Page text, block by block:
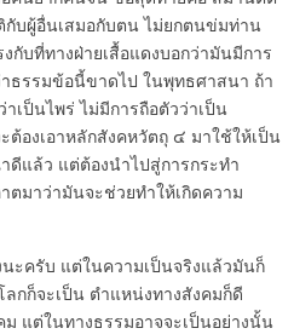
บผู้อื่นเสมอกับตน ไม่ยกตนข่มท่าน
บที่ทางฝ่ายเสื้อแดงบอกว่ามันมีการ
ธรรมข้อนี้ขาดไป ในพุทธศาสนา ถ้า
เป็นไพร่ ไม่มีการถือตัวว่าเป็น
ต้องเอาหลักสังคหวัตถุ ๔ มาใช้ให้เป็น
ดีแล้ว แต่ต้องนำไปสู่การกระทำ
ตมาว่ามันจะช่วยทำให้เกิดความ
ะครับ แต่ในความเป็นจริงแล้วมันก็
ลกก็จะเป็น ตำแหน่งทางสังคมก็ดี
แต่ในทางธรรมอาจจะเป็นอย่างนั้น